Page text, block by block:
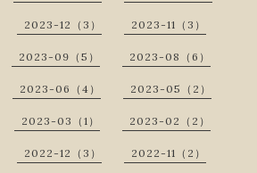
2023-12（3） 2023-11（3）
2023-09（5） 2023-08（6）
2023-06（4） 2023-05（2）
2023-03（1） 2023-02（2）
2022-12（3） 2022-11（2）